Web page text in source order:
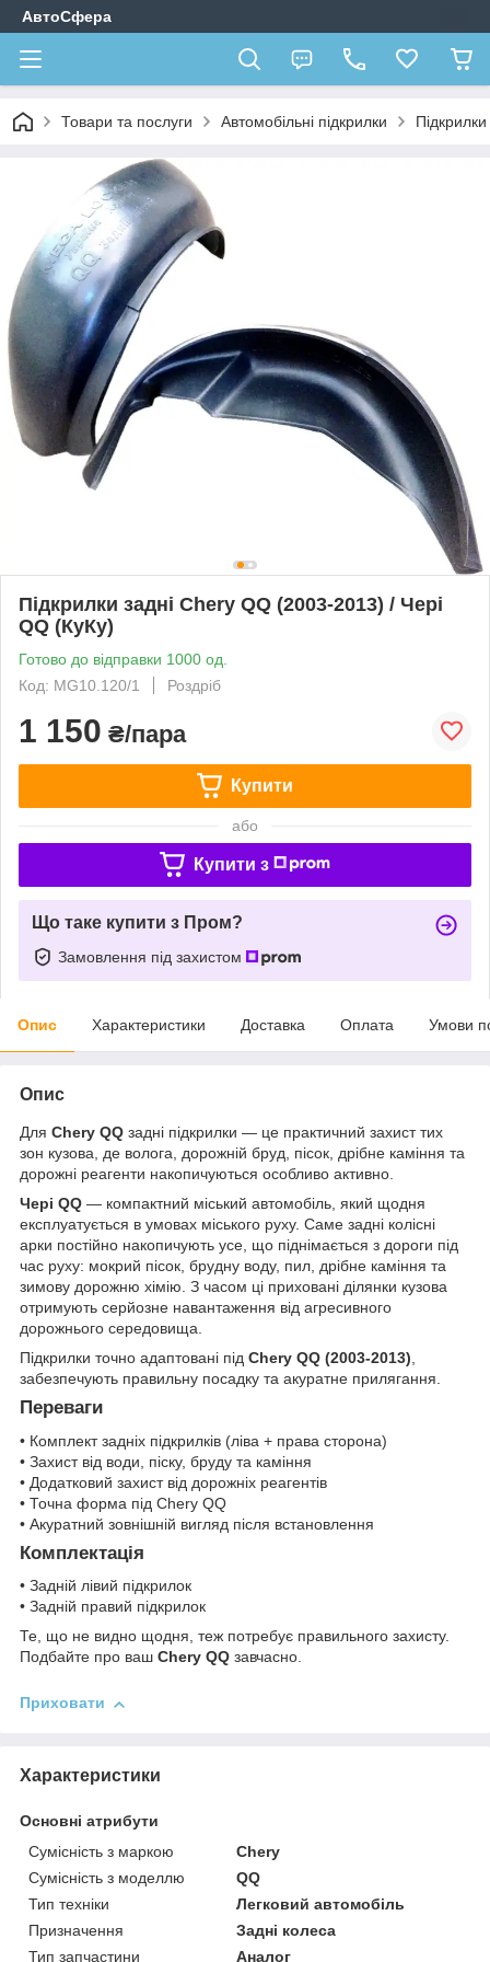
АвтоСфера
Товари та послуги Автомобільні підкрилки
Підкрилки задні Chery QQ (2003-2013) / Чері
QQ (КуКу)
Готово до відправки 1000 од.
Код: MG10.120/1
Роздріб
1 150 ₴/пара
Купити
або
Купити з
Що таке купити з Пром?
Замовлення під захистом
Опис Характеристики Доставка Оплата Умови
Опис
Для Chery QQ задні підкрилки — це практичний захист тих
зон кузова, де волога, дорожній бруд, пісок, дрібне каміння та
дорожні реагенти накопичуються особливо активно.
Чері QQ — компактний міський автомобіль, який щодня
експлуатується в умовах міського руху. Саме задні колісні
арки постійно накопичують усе, що піднімається з дороги під
час руху: мокрий пісок, брудну воду, пил, дрібне каміння та
зимову дорожню хімію. З часом ці приховані ділянки кузова
отримують серйозне навантаження від агресивного
дорожнього середовища.
Підкрилки точно адаптовані під Chery QQ (2003-2013)
забезпечують правильну посадку та акуратне прилягання.
Переваги
• Комплект задніх підкрилків (ліва + права сторона)
• Захист від води, піску, бруду та каміння
• Додатковий захист від дорожніх реагентів
• Точна форма під Chery QQ
• Акуратний зовнішній вигляд після встановлення
Комплектація
• Задній лівий підкрилок
• Задній правий підкрилок
Те, що не видно щодня, теж потребує правильного захисту.
Подбайте про ваш Chery QQ завчасно.
Приховати
Характеристики
Основні атрибути
Сумісність з маркою
Chery
Сумісність з моделлю
QQ
Тип техніки
Легковий автомобіль
Призначення
Задні колеса
Тип запчастини
Аналог